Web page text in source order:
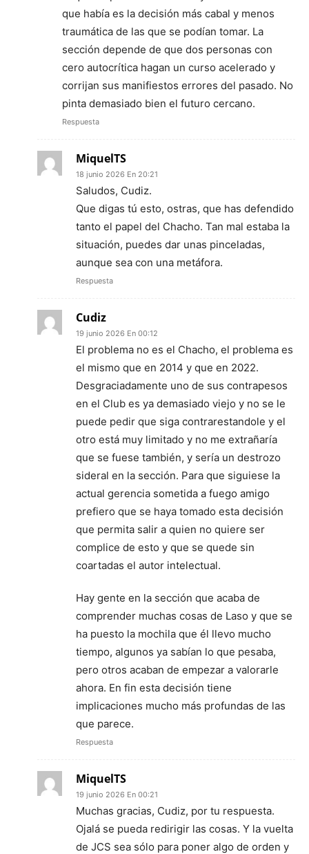
que había es la decisión más cabal y menos
traumática de las que se podían tomar. La
sección depende de que dos personas con
cero autocrítica hagan un curso acelerado y
corrijan sus manifiestos errores del pasado. No
pinta demasiado bien el futuro cercano.
Respuesta
MiquelTS
18 junio 2026 En 20:21
Saludos, Cudiz.
Que digas tú esto, ostras, que has defendido
tanto el papel del Chacho. Tan mal estaba la
situación, puedes dar unas pinceladas,
aunque sea con una metáfora.
Respuesta
Cudiz
19 junio 2026 En 00:12
El problema no es el Chacho, el problema es
el mismo que en 2014 y que en 2022.
Desgraciadamente uno de sus contrapesos
en el Club es ya demasiado viejo y no se le
puede pedir que siga contrarestandole y el
otro está muy limitado y no me extrañaría
que se fuese también, y sería un destrozo
sideral en la sección. Para que siguiese la
actual gerencia sometida a fuego amigo
prefiero que se haya tomado esta decisión
que permita salir a quien no quiere ser
complice de esto y que se quede sin
coartadas el autor intelectual.
Hay gente en la sección que acaba de
comprender muchas cosas de Laso y que se
ha puesto la mochila que él llevo mucho
tiempo, algunos ya sabían lo que pesaba,
pero otros acaban de empezar a valorarle
ahora. En fin esta decisión tiene
implicaciones mucho más profundas de las
que parece.
Respuesta
MiquelTS
19 junio 2026 En 00:21
Muchas gracias, Cudiz, por tu respuesta.
Ojalá se pueda redirigir las cosas. Y la vuelta
de JCS sea sólo para poner algo de orden y